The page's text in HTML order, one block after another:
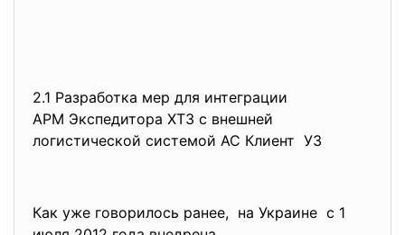
2.1 Разработка мер для интеграции
АРМ Экспедитора ХТЗ с внешней
логистической системой АС Клиент УЗ
Как уже говорилось ранее, на Украине с 1